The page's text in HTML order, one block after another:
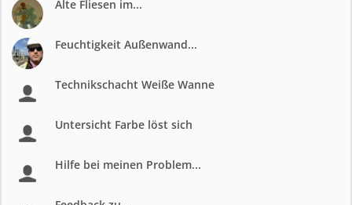
Alte Fliesen im...
Feuchtigkeit Außenwand...
Technikschacht Weiße Wanne
Untersicht Farbe löst sich
Hilfe bei meinen Problem...